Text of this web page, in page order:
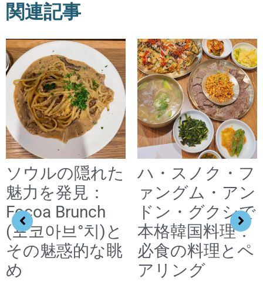
関連記事
ソウルの隠れた
魅力を発見：
Focoa Brunch
(포코아브°치)と
その魅惑的な眺
め
ハ・スノク・フ
ァングム・アン
ドン・グクシで
本格韓国料理：
必食の料理とペ
アリング